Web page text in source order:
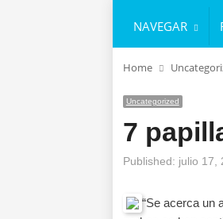
NAVEGAR
Home
Uncategorized
7
Published: julio 17,
“Se acerca un